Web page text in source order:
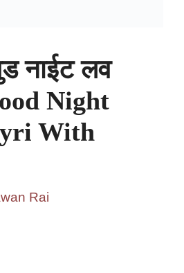
नाईट लव
Night
With
Rai